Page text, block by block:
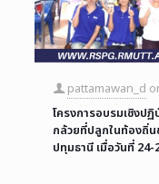
pattamawan_d
โครงการอบรมเชิง
กล้วยที่ปลูกในท้องถิ่
ปทุมธานี เมื่อวันที่